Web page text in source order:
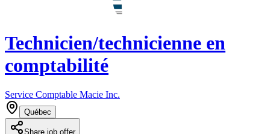
Technicien/technicienne en
comptabilité
Service Comptable Macie Inc.
Québec
Share job offer